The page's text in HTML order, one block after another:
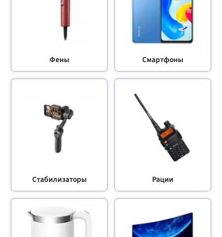
Фены Смартфоны
Стабилизаторы Рации